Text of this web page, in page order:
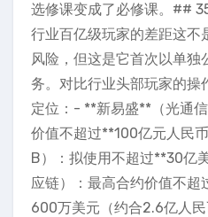
选修课变成了必修课。##
行业百亿级玩家的差距这不
风险，但这是它首次以单独
务。对比行业头部玩家的操
定位：- **新易盛**（光通
价值不超过**100亿元人民
B）：拟使用不超过**30亿
应链）：最高合约价值不
600万美元（约合2.6亿人